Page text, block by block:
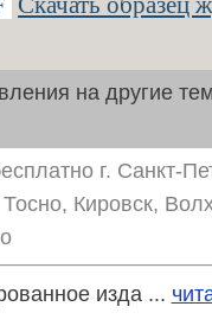
на другие
г. Санкт-
Кировск,
изда ...